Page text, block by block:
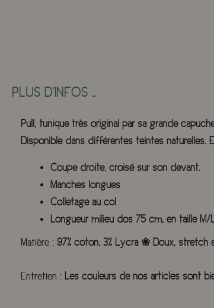
PLUS D'INFOS ..
Pull, tunique très original par sa grande
Disponible dans différentes teintes naturelles.
Coupe droite, croisé sur son devant.
Manches longues
Colletage au col
Longueur milieu dos 75 cm, en taille M/
Matière : 97% coton, 3% Lycra ❀ Doux,
Entretien : Les couleurs de nos articles sont